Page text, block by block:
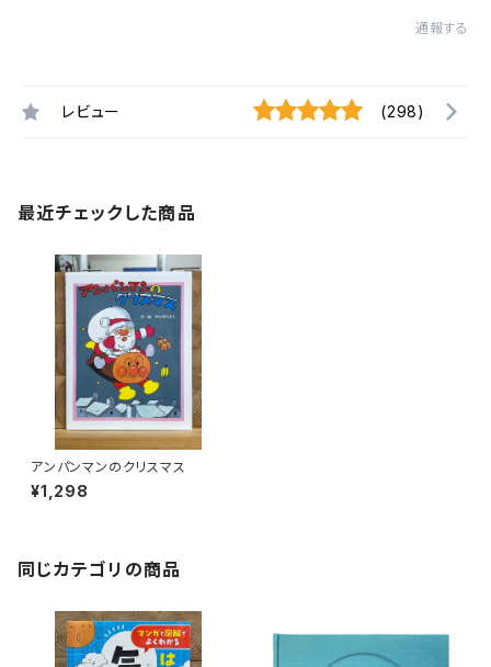
通報する
レビュー (298)
最近チェックした商品
アンパンマンのクリスマス
¥1,298
同じカテゴリの商品